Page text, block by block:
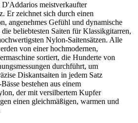
meistverkaufter
Er zeichnet sich durch einen
angenehmes Gefühl und dynamische
beliebtesten Saiten für Klassikgitarren,
Nylon-Saitensätzen. Alle
von einer hochmodernen,
sortiert, die Hunderte von
durchführt, um
Diskantsaiten in jedem Satz
bestehen aus einem
der mit versilbertem Kupfer
einen gleichmäßigen, warmen und